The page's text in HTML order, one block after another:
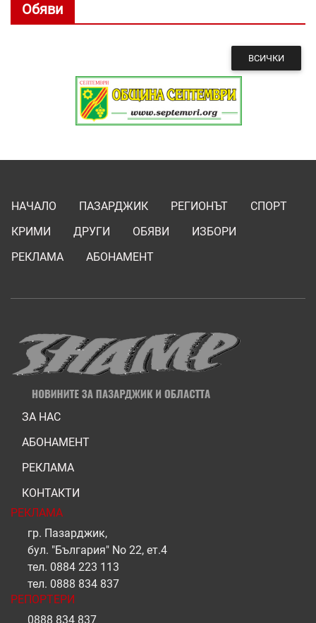
Обяви
ВСИЧКИ
НАЧАЛО ПАЗАРДЖИК РЕГИОНЪТ
СПОРТ
КРИМИ
ДРУГИ ОБЯВИ
ИЗБОРИ
РЕКЛАМА
АБОНАМЕНТ
ЗА НАС
АБОНАМЕНТ
РЕКЛАМА
КОНТАКТИ
РЕКЛАМА
гр. Пазарджик,
бул. "България" No 22, ет.4
тел. 0884 223 113
тел. 0888 834 837
РЕПОРТЕРИ
0888 834 837